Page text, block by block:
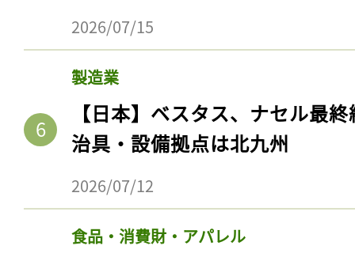
2026/07/15
製造業
【日本】ベスタス、ナセル最
治具・設備拠点は北九州
2026/07/12
食品・消費財・アパレル